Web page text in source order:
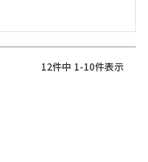
12件中 1-10件表示